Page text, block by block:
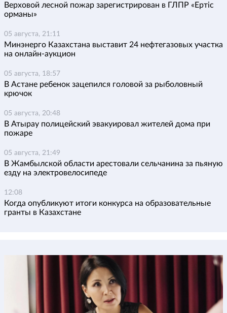
Верховой лесной пожар зарегистрирован в ГЛПР «Ертіс
орманы»
05 августа, 21:11
Минэнерго Казахстана выставит 24 нефтегазовых участка
на онлайн-аукцион
05 августа, 18:57
В Астане ребенок зацепился головой за рыболовный
крючок
05 августа, 20:48
В Атырау полицейский эвакуировал жителей дома при
пожаре
05 августа, 21:49
В Жамбылской области арестовали сельчанина за пьяную
езду на электровелосипеде
12:08
Когда опубликуют итоги конкурса на образовательные
гранты в Казахстане